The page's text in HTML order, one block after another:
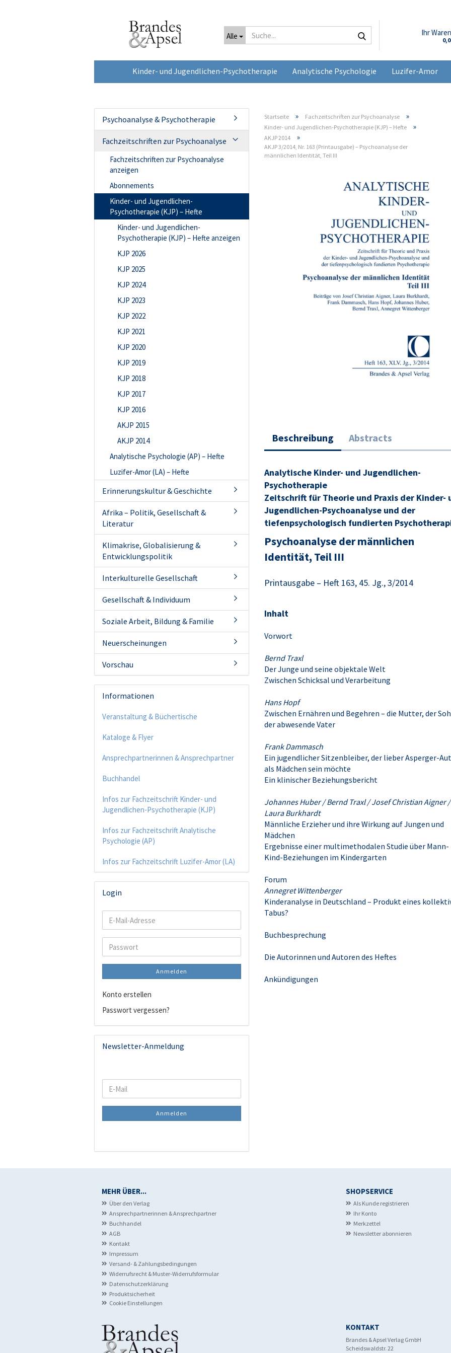
Alle Ihr
Kinder- und Jugendlichen-Psychotherapie Analytische Psychologie Luzifer-Amor
Startseite » Fachzeitschriften zur Psychoanalyse »
Kinder- und Jugendlichen-Psychotherapie (KJP) – Hefte »
AKJP 2014 »
AKJP 3/2014, Nr. 163 (Printausgabe) – Psychoanalyse der
männlichen Identität, Teil III
Beschreibung Abstracts
Analytische Kinder- und Jugendlichen-
Psychotherapie
Zeitschrift für Theorie und Praxis der Kinder-
Jugendlichen-Psychoanalyse und der
tiefenpsychologisch fundierten
Psychoanalyse der männlichen
Identität, Teil III
Printausgabe – Heft 163, 45. Jg., 3/2014
Inhalt
Vorwort
Bernd Traxl
Der Junge und seine objektale Welt
Zwischen Schicksal und Verarbeitung
Hans Hopf
Zwischen Ernähren und Begehren – die Mutter, der
der abwesende Vater
Frank Dammasch
Ein jugendlicher Sitzenbleiber, der lieber Asperger-
als Mädchen sein möchte
Ein klinischer Beziehungsbericht
Johannes Huber / Bernd Traxl / Josef Christian Aigner /
Laura Burkhardt
Männliche Erzieher und ihre Wirkung auf Jungen und
Mädchen
Ergebnisse einer multimethodalen Studie über Mann-
Kind-Beziehungen im Kindergarten
Forum
Annegret Wittenberger
Kinderanalyse in Deutschland – Produkt eines
Tabus?
Buchbesprechung
Die Autorinnen und Autoren des Heftes
Ankündigungen
Psychoanalyse & Psychotherapie
Fachzeitschriften zur Psychoanalyse
Fachzeitschriften zur Psychoanalyse
anzeigen
Abonnements
Kinder- und Jugendlichen-
Psychotherapie (KJP) – Hefte
Kinder- und Jugendlichen-
Psychotherapie (KJP) – Hefte anzeigen
KJP 2026
KJP 2025
KJP 2024
KJP 2023
KJP 2022
KJP 2021
KJP 2020
KJP 2019
KJP 2018
KJP 2017
KJP 2016
AKJP 2015
AKJP 2014
Analytische Psychologie (AP) – Hefte
Luzifer-Amor (LA) – Hefte
Erinnerungskultur & Geschichte
Afrika – Politik, Gesellschaft &
Literatur
Klimakrise, Globalisierung &
Entwicklungspolitik
Interkulturelle Gesellschaft
Gesellschaft & Individuum
Soziale Arbeit, Bildung & Familie
Neuerscheinungen
Vorschau
Informationen
Veranstaltung & Büchertische
Kataloge & Flyer
Ansprechpartnerinnen & Ansprechpartner
Buchhandel
Infos zur Fachzeitschrift Kinder- und
Jugendlichen-Psychotherapie (KJP)
Infos zur Fachzeitschrift Analytische
Psychologie (AP)
Infos zur Fachzeitschrift Luzifer-Amor (LA)
Login
E-
Mail-
Passwort
Anmelden
Konto erstellen
Passwort vergessen?
Newsletter-Anmeldung
WEITER
ZUR
NEWSLETTER-
E-
Mail
Anmelden
MEHR ÜBER...
Über den Verlag
Ansprechpartnerinnen & Ansprechpartner
Buchhandel
AGB
Kontakt
Impressum
Versand- & Zahlungsbedingungen
Widerrufsrecht & Muster-Widerrufsformular
Datenschutzerklärung
Produktsicherheit
Cookie Einstellungen
SHOPSERVICE
Als Kunde registrieren
Ihr Konto
Merkzettel
Newsletter abonnieren
KONTAKT
Brandes & Apsel Verlag GmbH
Scheidswaldstr. 22